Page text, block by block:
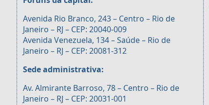
Avenida Rio Branco, 243 – Centro – Rio de
Janeiro – RJ – CEP: 20040-009
Avenida Venezuela, 134 – Saúde – Rio de
Janeiro – RJ – CEP: 20081-312
Sede administrativa:
Av. Almirante Barroso, 78 – Centro – Rio de
Janeiro – RJ – CEP: 20031-001